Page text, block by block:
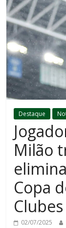
Destaque
Milão
Copa
Clubes
02/07/2025